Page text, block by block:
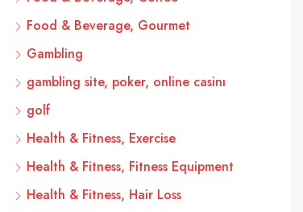
Food & Beverage, Gourmet
Gambling
gambling site, poker, online casinı
golf
Health & Fitness, Exercise
Health & Fitness, Fitness Equipment
Health & Fitness, Hair Loss